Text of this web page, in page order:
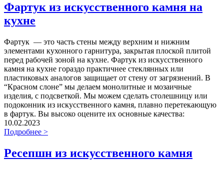
Фартук из искусственного камня на
кухне
Фартук — это часть стены между верхним и нижним
элементами кухонного гарнитура, закрытая плоской плитой
перед рабочей зоной на кухне. Фартук из искусственного
камня на кухне гораздо практичнее стеклянных или
пластиковых аналогов защищает от стену от загрязнений. В
“Красном слоне” мы делаем монолитные и мозаичные
изделия, с подсветкой. Мы можем сделать столешницу или
подоконник из искусственного камня, плавно перетекающую
в фартук. Вы высоко оцените их основные качества:
10.02.2023
Подробнее >
Ресепшн из искусственного камня